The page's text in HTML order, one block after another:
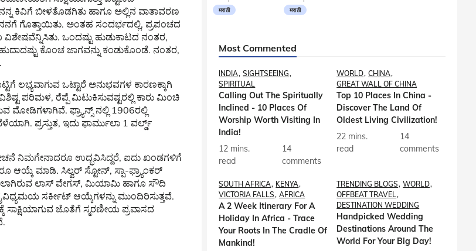
ಕಿವಿಗೆ ಬೀಳತೊಡಗಿತು ಹಾಗೂ ಅಲ್ಲಿನ ವಾತಾವರಣ
ನನಗೆ ಗೊತ್ತಾಯಿತು. ಅಂತಹ ಸಂದರ್ಭದಲ್ಲಿ, ಪ್ರಪಂಚದ
ಒಂದಷ್ಟು ಹುಡುಕಾಟದ ನಂತರ,
ಕೊಂಚ ಜಾಗವನ್ನು ಕಂಡುಕೊಂಡೆ. ನಂತರ,
ಲಭ್ಯವಾಗುವ ಒಟ್ಟಾರೆ ಅನುಭವಗಳ ಕಾರಣಕ್ಕಾಗಿ
ಪರಿಮಳ, ರೆಪ್ಪೆ ಮಿಟುಕಿಸುವಷ್ಟರಲ್ಲಿ ಕಾರು ಮಿಂಚಿ
ಫ್ರ್ಯಾನ್ಸ್ ನಲ್ಲಿ 1906ರಲ್ಲಿ
ಪ್ರಸ್ತುತ, ಇದು ಫಾರ್ಮುಲಾ 1 ವರ್ಲ್ಡ್
ನಿಮಗೇನಾದರೂ ಉದ್ಭವಿಸಿದ್ದರೆ, ಐದು ಖಂಡಗಳಿಗೆ
ಆಯ್ಕೆ ಮಾಡಿ. ಸಿಲ್ವರ್ ಸ್ಟೋನ್, ಸ್ಪಾ-ಫ್ರ್ಯಾಂಕರ್
ಲಾಸ್ ವೇಗಸ್, ಮಿಯಾಮಿ ಹಾಗೂ ಸೌದಿ
ಸರ್ಕೀಟ್ ಆಯ್ಕೆಗಳನ್ನು ಮುಂದಿರಿಸುತ್ತವೆ.
ಸಾಕ್ಷಿಯಾಗುವ ಜೊತೆಗೆ ಸ್ಮರಣೀಯ ಪ್ರವಾಸದ
मराठी मराठी
Most Commented
INDIA SIGHTSEEING
SPIRITUAL
Calling Out The Spiritually
Inclined - 10 Places Of
Worship Worth Visiting In
India!
12 mins.
read
14
comments
WORLD CHINA
GREAT WALL OF CHINA
Top 10 Places In China -
Discover The Land Of
Oldest Living Civilization!
22 mins.
read
14
comments
SOUTH AFRICA KENYA
VICTORIA FALLS
AFRICA
A 2 Week Itinerary For A
Holiday In Africa - Trace
Your Roots In The Cradle Of
Mankind!
TRENDING BLOGS
WORLD
OFFBEAT TRAVEL
DESTINATION WEDDING
Handpicked Wedding
Destinations Around The
World For Your Big Day!